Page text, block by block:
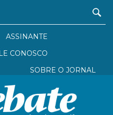
ASSINANTE
CONOSCO
SOBRE O JORNAL